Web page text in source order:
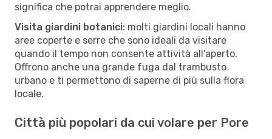
significa che potrai apprendere meglio.
Visita giardini botanici: molti giardini locali hanno
aree coperte e serre che sono ideali da visitare
quando il tempo non consente attività all'aperto.
Offrono anche una grande fuga dal trambusto
urbano e ti permettono di saperne di più sulla flora
locale.
Città più popolari da cui volare per Pore